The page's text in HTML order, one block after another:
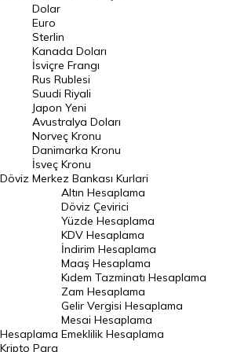
Euro Kuru
Pound Kuru
Frank Kuru
Riyal Kuru
Avustralya Doları
Danimarka Kronu Kuru
Kanada Doları Kuru
Norveç Kronu Kuru
İsveç Kronu Kuru
Japon Yeni Kuru
Serbest Piyasa Döviz Kurları
Merkez Bankası Döviz Kurları
Altın Fiyatları
Döviz
Dolar
Euro
Sterlin
Kanada Doları
İsviçre Frangı
Rus Rublesi
Suudi Riyali
Japon Yeni
Avustralya Doları
Norveç Kronu
Danimarka Kronu
İsveç Kronu
Merkez Bankası Kurlari
Hesaplama
Altın Hesaplama
Döviz Çevirici
Yüzde Hesaplama
KDV Hesaplama
İndirim Hesaplama
Maaş Hesaplama
Kıdem Tazminatı Hesaplama
Zam Hesaplama
Gelir Vergisi Hesaplama
Mesai Hesaplama
Emeklilik Hesaplama
Kripto Para